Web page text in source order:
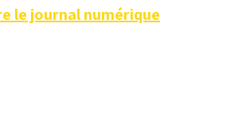
le journal numérique